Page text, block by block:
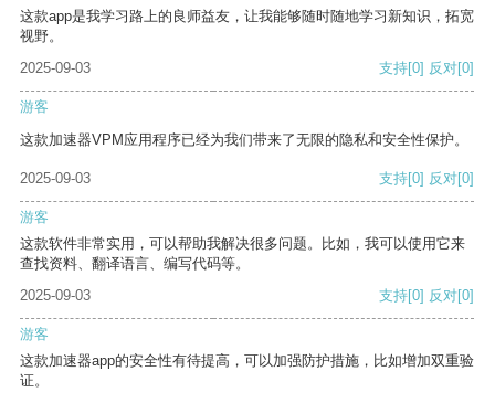
这款app是我学习路上的良师益友，让我能够随时随地学习新知识，拓宽
视野。
2025-09-03
支持[0] 反对[0]
游客
这款加速器VPM应用程序已经为我们带来了无限的隐私和安全性保护。
2025-09-03 支持[0] 反对[0]
游客
这款软件非常实用，可以帮助我解决很多问题。比如，我可以使用它来
查找资料、翻译语言、编写代码等。
2025-09-03
支持[0] 反对[0]
游客
这款加速器app的安全性有待提高，可以加强防护措施，比如增加双重验
证。